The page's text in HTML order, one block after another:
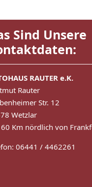
Sind Unsere
RAUTER e.K.
Rauter
Str. 12
Wetzlar
60 Km nördlich von
06441 / 4462261